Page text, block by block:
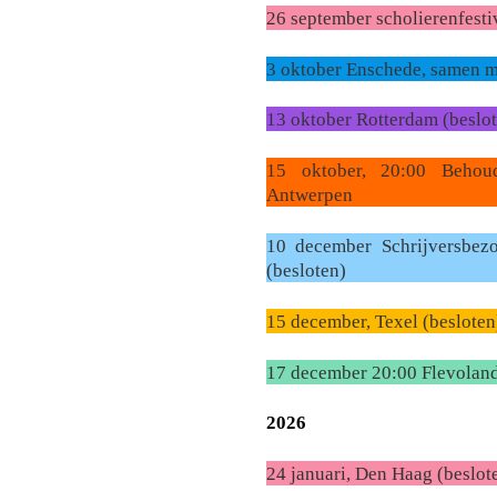
26 september
3 oktober Enschede, samen
13 oktober Rotterdam
15 oktober, 20:00
Antwerpen
10 december
(besloten)
15 december, Texel
17 december 20:00
2026
24 januari, Den Haag